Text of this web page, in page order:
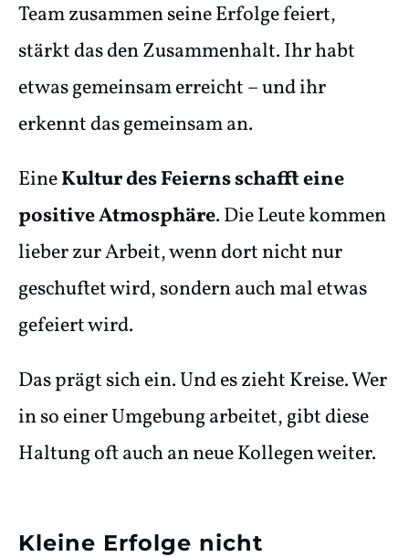
Team zusammen seine Erfolge feiert,
stärkt das den Zusammenhalt. Ihr habt
etwas gemeinsam erreicht – und ihr
erkennt das gemeinsam an.
EineKultur des Feierns schafft eine
positive Atmosphäre. Die Leute kommen
lieber zur Arbeit, wenn dort nicht nur
geschuftet wird, sondern auch mal etwas
gefeiert wird.
Das prägt sich ein. Und es zieht Kreise. Wer
in so einer Umgebung arbeitet, gibt diese
Haltung oft auch an neue Kollegen weiter.
Kleine Erfolge nicht